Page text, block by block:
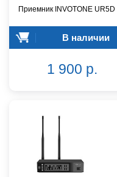
Приемник INVOTONE UR5D
В наличии
1 900 р.